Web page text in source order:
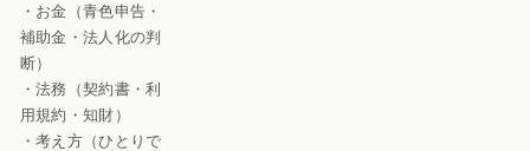
・お金（青色申告・
補助金・法人化の判
断）
・法務（契約書・利
用規約・知財）
・考え方（ひとりで